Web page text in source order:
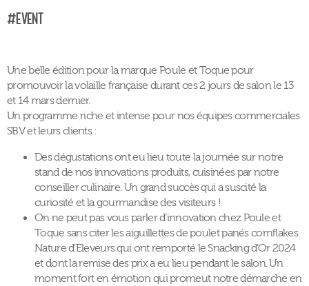
#Event
Une belle édition pour la marque Poule et Toque pour
promouvoir la volaille française durant ces 2 jours de salon le 13
et 14 mars dernier.
Un programme riche et intense pour nos équipes commerciales
SBV et leurs clients :
Des dégustations ont eu lieu toute la journée sur notre
stand de nos innovations produits, cuisinées par notre
conseiller culinaire. Un grand succès qui a suscité la
curiosité et la gourmandise des visiteurs !
On ne peut pas vous parler d’innovation chez Poule et
Toque sans citer les aiguillettes de poulet panés cornflakes
Nature d’Eleveurs qui ont remporté le Snacking d’Or 2024
et dont la remise des prix a eu lieu pendant le salon. Un
moment fort en émotion qui promeut notre démarche en